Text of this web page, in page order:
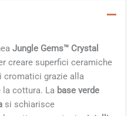
Jungle Gems™ Crystal
creare superfici ceramiche
cromatici grazie alla
cottura. La base verde
si schiarisce